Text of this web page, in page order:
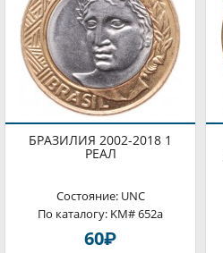
БРАЗИЛИЯ 2002-2018 1
РЕАЛ
Состояние: UNC
По каталогу: KM# 652a
60P